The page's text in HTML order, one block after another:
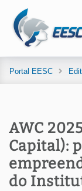
Portal EESC
AWC
Capital):
do